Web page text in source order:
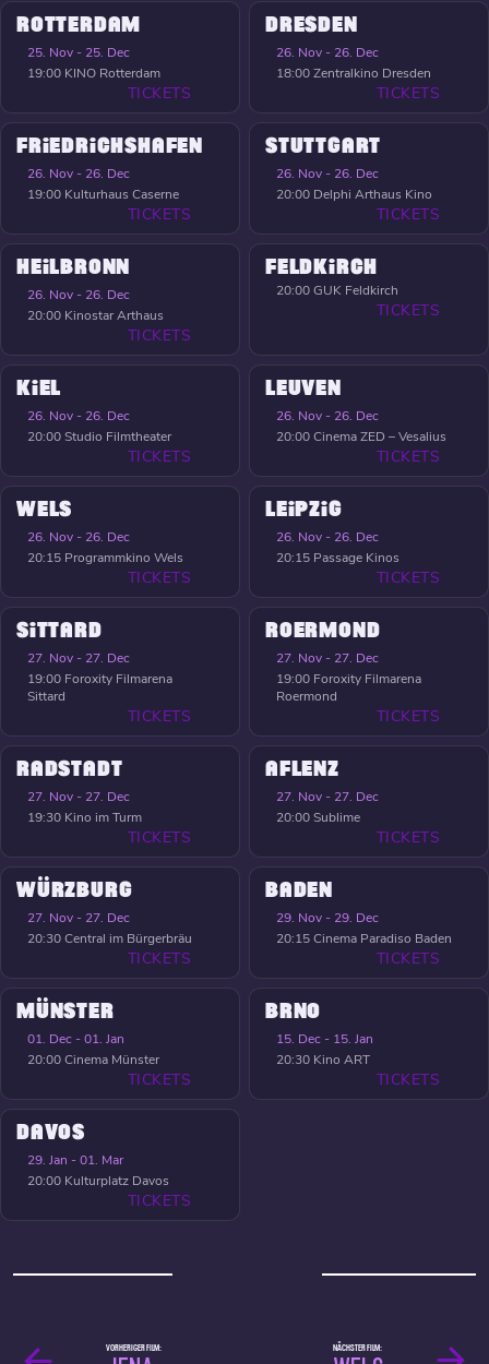
ROTTERDAM
25. Nov - 25. Dec
19:00 KINO Rotterdam
TICKETS
DRESDEN
26. Nov - 26. Dec
18:00Zentralkino Dresden
TICKETS
FRIEDRICHSHAFEN
26. Nov - 26. Dec
19:00 Kulturhaus Caserne
TICKETS
STUTTGART
26. Nov - 26. Dec
20:00 Delphi Arthaus Kino
TICKETS
HEILBRONN
26. Nov - 26. Dec
20:00 Kinostar Arthaus
TICKETS
FELDKIRCH
20:00GUK Feldkirch
TICKETS
KIEL
26. Nov - 26. Dec
20:00Studio Filmtheater
TICKETS
LEUVEN
26. Nov - 26. Dec
20:00Cinema ZED – Vesalius
TICKETS
WELS
26. Nov - 26. Dec
20:15 Programmkino Wels
TICKETS
LEIPZIG
26. Nov - 26. Dec
20:15 Passage Kinos
TICKETS
SITTARD
27. Nov - 27. Dec
19:00 Foroxity Filmarena
Sittard
TICKETS
ROERMOND
27. Nov - 27. Dec
19:00 Foroxity Filmarena
Roermond
TICKETS
RADSTADT
27. Nov - 27. Dec
19:30 Kino im Turm
TICKETS
AFLENZ
27. Nov - 27. Dec
20:00Sublime
TICKETS
WÜRZBURG
27. Nov - 27. Dec
20:30Central im Bürgerbräu
TICKETS
BADEN
29. Nov - 29. Dec
20:15Cinema Paradiso Baden
TICKETS
MÜNSTER
01. Dec - 01. Jan
20:00Cinema Münster
TICKETS
BRNO
15. Dec - 15. Jan
20:30 Kino ART
TICKETS
DAVOS
29. Jan - 01. Mar
20:00 Kulturplatz Davos
TICKETS
NÄCHSTER FILM:
VORHERIGER FILM: